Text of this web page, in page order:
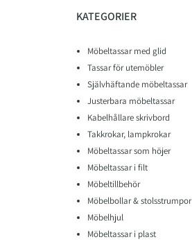
KATEGORIER
Möbeltassar med glid
Tassar för utemöbler
Självhäftande möbeltassar
Justerbara möbeltassar
Kabelhållare skrivbord
Takkrokar, lampkrokar
Möbeltassar som höjer
Möbeltassar i filt
Möbeltillbehör
Möbelbollar & stolsstrumpor
Möbelhjul
Möbeltassar i plast